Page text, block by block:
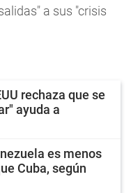
a sus "crisis
rechaza que se
ayuda a
es menos
Cuba, según